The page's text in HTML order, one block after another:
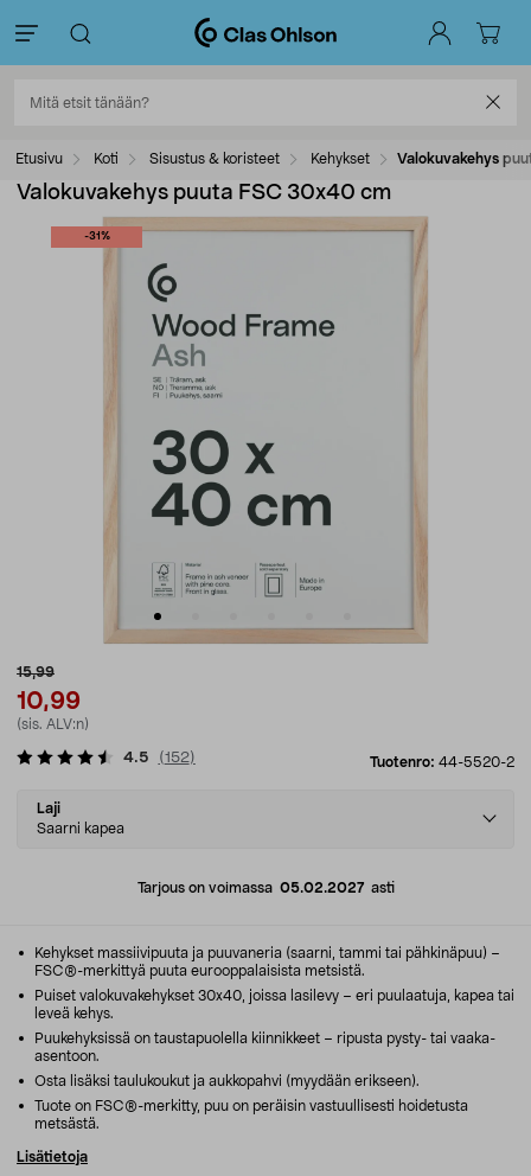
Etusivu Koti Sisustus & koristeet Kehykset Valokuvakehys
Valokuvakehys puuta FSC 30x40 cm
-31%
15,99
10,99
(sis. ALV:n)
Tuotenro: 44-5520-2
4.5 (152)
Select
variant
Laji
Saarni kapea
Tarjous on voimassa 05.02.2027asti
Kehykset massiivipuuta ja puuvaneria (saarni, tammi tai pähkinäpuu) –
FSC®-merkittyä puuta eurooppalaisista metsistä.
Puiset valokuvakehykset 30x40, joissa lasilevy – eri puulaatuja, kapea tai
leveä kehys.
Puukehyksissä on taustapuolella kiinnikkeet – ripusta pysty- tai vaaka-
asentoon.
Osta lisäksi taulukoukut ja aukkopahvi (myydään erikseen).
Tuote on FSC®-merkitty, puu on peräisin vastuullisesti hoidetusta
metsästä.
Lisätietoja